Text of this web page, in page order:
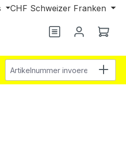
CHF Schweizer Franken
Artikelnummer invoeren